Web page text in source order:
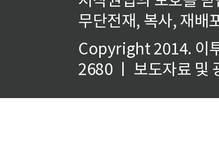
무단전재, 복사, 재배
Copyright 2014. 이
2680 ㅣ 보도자료